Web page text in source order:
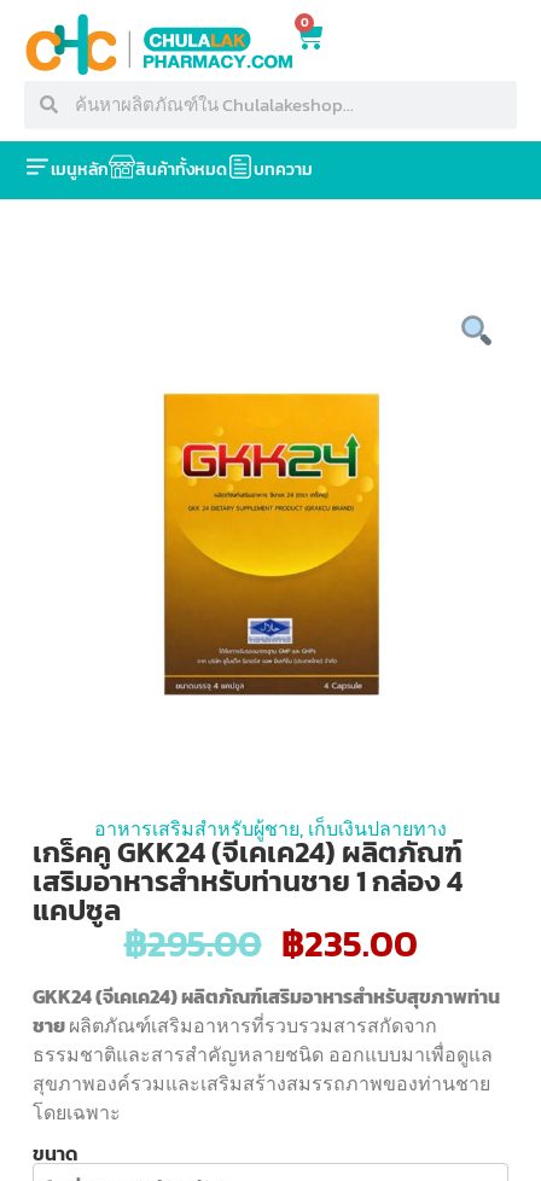
0
เมนูหลัก สินค้าทั้งหมด บทความ
อาหารเสริมสำหรับผู้ชาย, เก็บเงินปลายทาง
เกร็คคู GKK24 (จีเคเค24) ผลิตภัณฑ์
เสริมอาหารสำหรับท่านชาย 1 กล่อง 4
แคปซูล
฿295.00 ฿235.00
GKK24 (จีเคเค24) ผลิตภัณฑ์เสริมอาหารสำหรับสุขภาพท่าน
ชายผลิตภัณฑ์เสริมอาหารที่รวบรวมสารสกัดจาก
ธรรมชาติและสารสำคัญหลายชนิด ออกแบบมาเพื่อดูแล
สุขภาพองค์รวมและเสริมสร้างสมรรถภาพของท่านชาย
โดยเฉพาะ
ขนาด